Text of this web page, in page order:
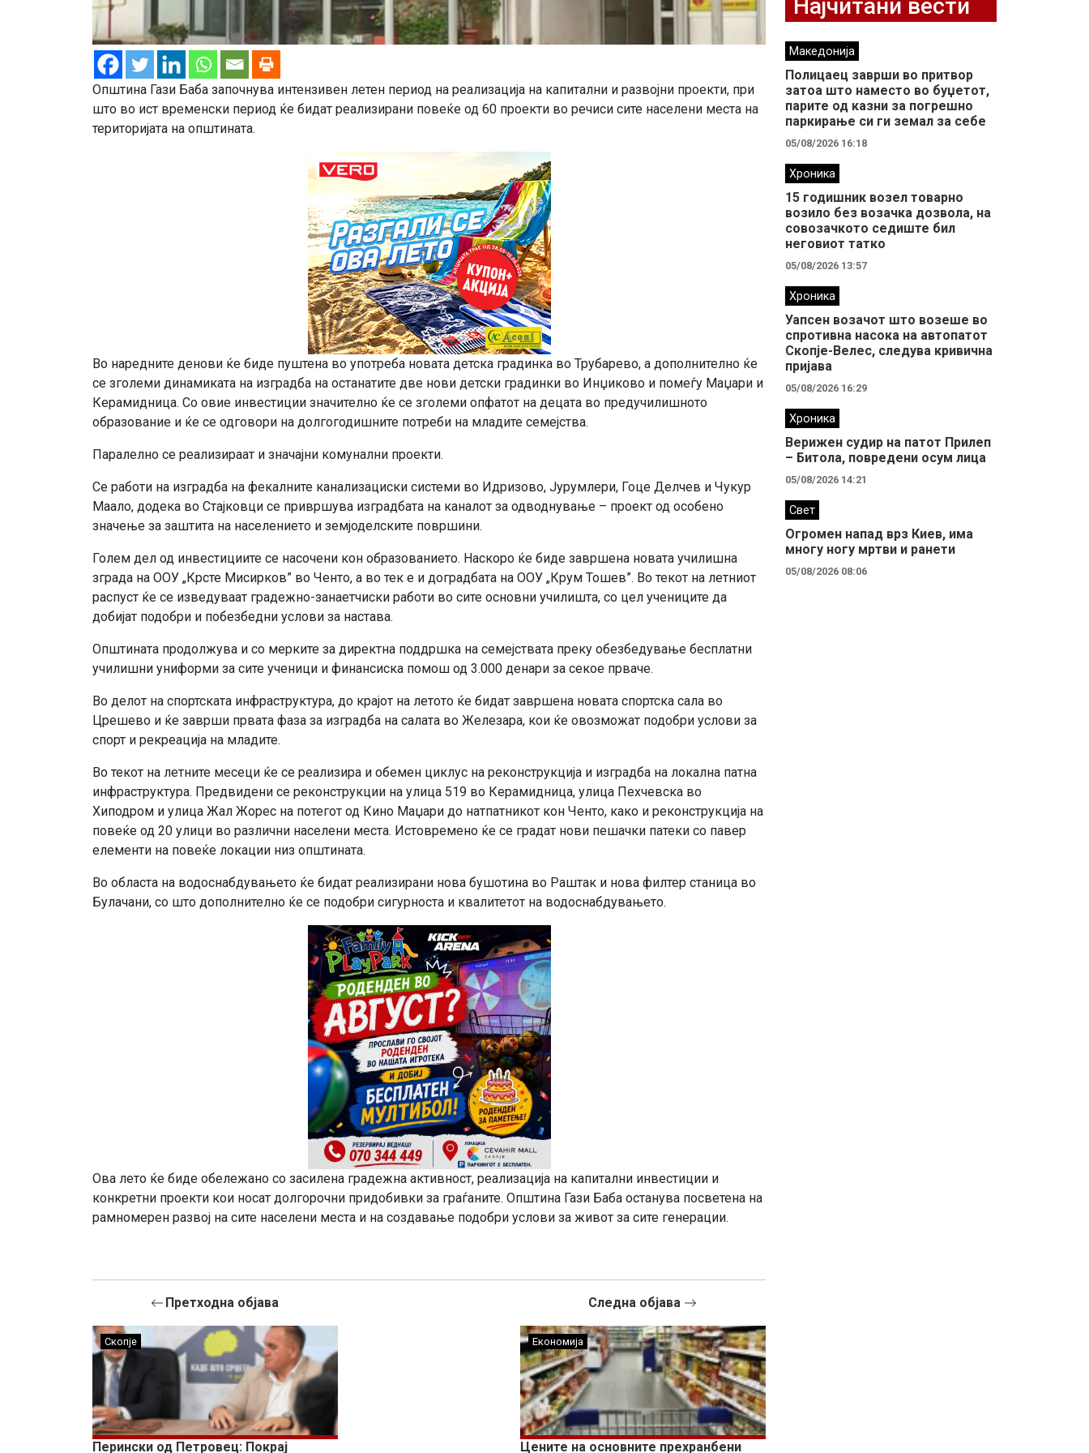
Општина Гази Баба започнува интензивен летен период на реализација на капитални и развојни проекти, при
што во ист временски период ќе бидат реализирани повеќе од 60 проекти во речиси сите населени места на
територијата на општината.
Во наредните денови ќе бидe пуштенa во употреба новата детска градинка во Трубарево, а дополнително ќе
се зголеми динамиката на изградба на останатите две нови детски градинки во Инџиково и помеѓу Маџари и
Керамидница. Со овие инвестиции значително ќе се зголеми опфатот на децата во предучилишното
образование и ќе се одговори на долгогодишните потреби на младите семејства.
Паралелно се реализираат и значајни комунални проекти.
Се работи на изградба на фекалните канализациски системи во Идризово, Јурумлери, Гоце Делчев и Чукур
Маало, додека во Стајковци се привршува изградбата на каналот за одводнување – проект од особено
значење за заштита на населението и земјоделските површини.
Голем дел од инвестициите се насочени кон образованието. Наскоро ќе биде завршена новата училишна
зграда на ООУ „Крсте Мисирков” во Ченто, а во тек е и доградбата на ООУ „Крум Тошев”. Во текот на летниот
распуст ќе се изведуваат градежно-занаетчиски работи во сите основни училишта, со цел учениците да
добијат подобри и побезбедни услови за настава.
Општината продолжува и со мерките за директна поддршка на семејствата преку обезбедување бесплатни
училишни униформи за сите ученици и финансиска помош од 3.000 денари за секое прваче.
Во делот на спортската инфраструктура, до крајот на летото ќе бидат завршена новата спортска сала во
Црешево и ќе заврши првата фаза за изградба на салата во Железара, кои ќе овозможат подобри услови за
спорт и рекреација на младите.
Во текот на летните месеци ќе се реализира и обемен циклус на реконструкција и изградба на локална патна
инфраструктура. Предвидени се реконструкции на улица 519 во Керамидница, улица Пехчевска во
Хиподром и улица Жал Жорес на потегот од Кино Маџари до натпатникот кон Ченто, како и реконструкција на
повеќе од 20 улици во различни населени места. Истовремено ќе се градат нови пешачки патеки со павер
елементи на повеќе локации низ општината.
Во областа на водоснабдувањето ќе бидат реализирани нова бушотина во Раштак и нова филтер станица во
Булачани, со што дополнително ќе се подобри сигурноста и квалитетот на водоснабдувањето.
Ова лето ќе биде обележано со засилена градежна активност, реализација на капитални инвестиции и
конкретни проекти кои носат долгорочни придобивки за граѓаните. Општина Гази Баба останува посветена на
рамномерен развој на сите населени места и на создавање подобри услови за живот за сите генерации.
Претходна објава
Скопје
Перински од Петровец: Покрај
Следна објава
Економија
Цените на основните прехранбени
Најчитани вести
Македонија
Полицаец заврши во притвор
затоа што наместо во буџетот,
парите од казни за погрешно
паркирање си ги земал за себе
05/08/2026 16:18
Хроника
15 годишник возел товарно
возило без возачка дозвола, на
совозачкото седиште бил
неговиот татко
05/08/2026 13:57
Хроника
Уапсен возачот што возеше во
спротивна насока на автопатот
Скопје-Велес, следува кривична
пријава
05/08/2026 16:29
Хроника
Верижен судир на патот Прилеп
– Битола, повредени осум лица
05/08/2026 14:21
Свет
Огромен напад врз Киев, има
многу ногу мртви и ранети
05/08/2026 08:06